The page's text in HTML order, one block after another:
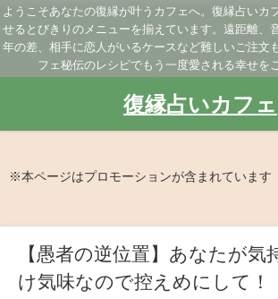
ようこそあなたの復縁が叶うカフェへ。復縁占いカ
せるとびきりのメニューを揃えています。遠距離、
年の差、相手に恋人がいるケースなど難しいご注文
フェ秘伝のレシピでもう一度愛される幸せを
復縁占いカフェ
※本ページはプロモーションが含まれています
【愚者の逆位置】あなたが気
け気味なので控えめにして！